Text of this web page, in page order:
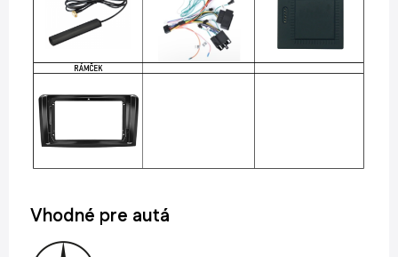
Vhodné pre autá